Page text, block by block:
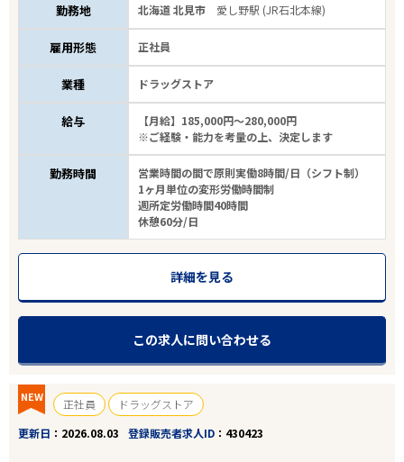
勤務地 北海道 北見市 愛し野駅 (JR石北本線)
雇用形態 正社員
業種 ドラッグストア
給与
【月給】185,000円～280,000円
※ご経験・能力を考量の上、決定します
勤務時間
営業時間の間で原則実働8時間/日（シフト制）
1ヶ月単位の変形労働時間制
週所定労働時間40時間
休憩60分/日
詳細を見る
この求人に問い合わせる
NEW 正社員
ドラッグストア
更新日
2026.08.03 登録販売者求人ID 430423